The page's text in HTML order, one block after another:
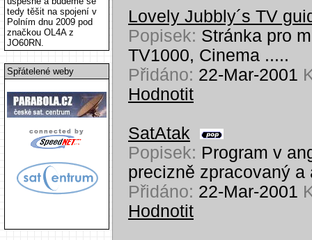
tedy těšit na spojení v
Polním dnu 2009 pod
značkou OL4A z
JO60RN.
Spřátelené weby
Lovely Jubbly´s TV
Popisek: Stránka pro
TV1000, Cinema .....
Přidáno: 22-Mar-2001
Hodnotit
SatAtak
Popisek: Program v
precizně zpracovaný a
Přidáno: 22-Mar-2001
Hodnotit